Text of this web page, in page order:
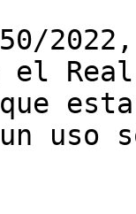
el
uso